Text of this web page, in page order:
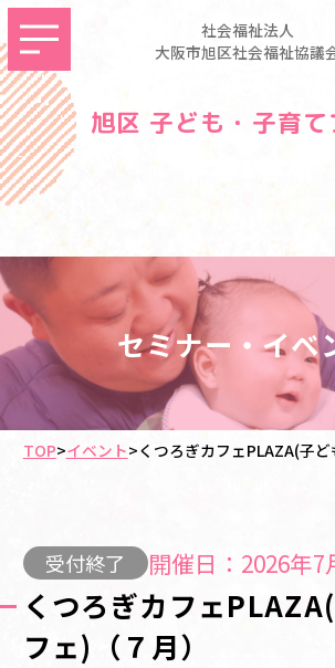
社会福祉法人
大阪市旭区社会福祉協議
旭区 子ども・子育て
セミナー・イベ
TOP>イベント>くつろぎカフェPLAZA(子ど
受付終了 開催日：2026年7
くつろぎカフェ
フェ)（７月）